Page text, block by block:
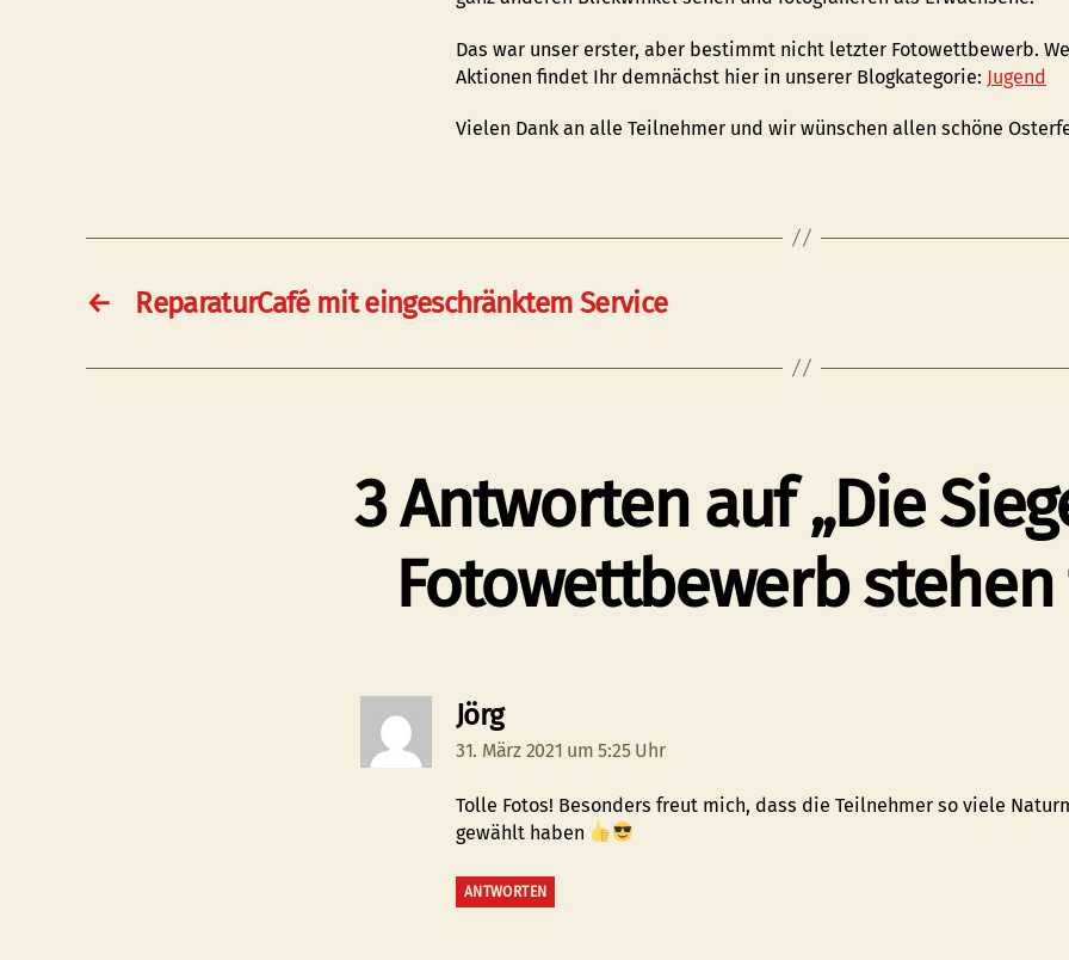
Das war unser erster, aber bestimmt nicht letzter Fotowettbewerb.
Aktionen findet Ihr demnächst hier in unserer Blogkategorie: Jugend
Vielen Dank an alle Teilnehmer und wir wünschen allen schöne
← ReparaturCafé mit eingeschränktem Service
3 Antworten auf „Die
Fotowettbewerb stehen
Jörgsagt:
31. März 2021 um 5:25 Uhr
Tolle Fotos! Besonders freut mich, dass die Teilnehmer so viele
gewählt haben
ANTWORTEN